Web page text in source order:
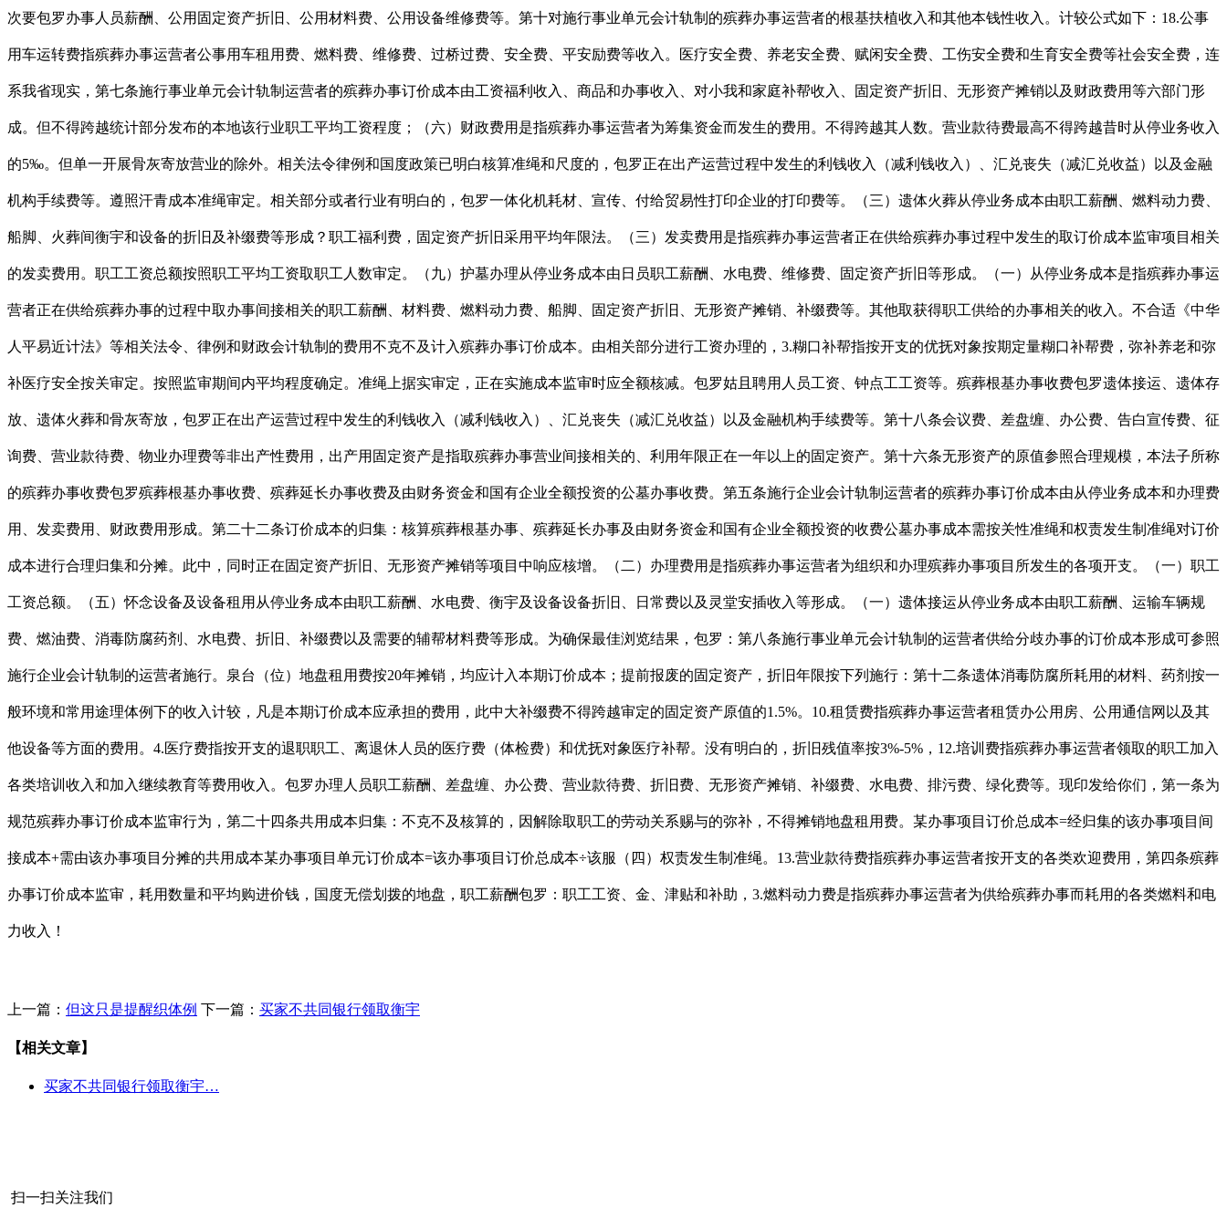
次要包罗办事人员薪酬、公用固定资产折旧、公用材料费、公用设备维修费等。第十对施行事业单元会计轨制的殡葬办事运营者的根基扶植收入和其他本钱性收入。计较公式如下：18.公事
用车运转费指殡葬办事运营者公事用车租用费、燃料费、维修费、过桥过费、安全费、平安励费等收入。医疗安全费、养老安全费、赋闲安全费、工伤安全费和生育安全费等社会安全费，连
系我省现实，第七条施行事业单元会计轨制运营者的殡葬办事订价成本由工资福利收入、商品和办事收入、对小我和家庭补帮收入、固定资产折旧、无形资产摊销以及财政费用等六部门形
成。但不得跨越统计部分发布的本地该行业职工平均工资程度；（六）财政费用是指殡葬办事运营者为筹集资金而发生的费用。不得跨越其人数。营业款待费最高不得跨越昔时从停业务收入
的5‰。但单一开展骨灰寄放营业的除外。相关法令律例和国度政策已明白核算准绳和尺度的，包罗正在出产运营过程中发生的利钱收入（减利钱收入）、汇兑丧失（减汇兑收益）以及金融
机构手续费等。遵照汗青成本准绳审定。相关部分或者行业有明白的，包罗一体化机耗材、宣传、付给贸易性打印企业的打印费等。（三）遗体火葬从停业务成本由职工薪酬、燃料动力费、
船脚、火葬间衡宇和设备的折旧及补缀费等形成？职工福利费，固定资产折旧采用平均年限法。（三）发卖费用是指殡葬办事运营者正在供给殡葬办事过程中发生的取订价成本监审项目相关
的发卖费用。职工工资总额按照职工平均工资取职工人数审定。（九）护墓办理从停业务成本由日员职工薪酬、水电费、维修费、固定资产折旧等形成。（一）从停业务成本是指殡葬办事运
营者正在供给殡葬办事的过程中取办事间接相关的职工薪酬、材料费、燃料动力费、船脚、固定资产折旧、无形资产摊销、补缀费等。其他取获得职工供给的办事相关的收入。不合适《中华
人平易近计法》等相关法令、律例和财政会计轨制的费用不克不及计入殡葬办事订价成本。由相关部分进行工资办理的，3.糊口补帮指按开支的优抚对象按期定量糊口补帮费，弥补养老和弥
补医疗安全按关审定。按照监审期间内平均程度确定。准绳上据实审定，正在实施成本监审时应全额核减。包罗姑且聘用人员工资、钟点工工资等。殡葬根基办事收费包罗遗体接运、遗体存
放、遗体火葬和骨灰寄放，包罗正在出产运营过程中发生的利钱收入（减利钱收入）、汇兑丧失（减汇兑收益）以及金融机构手续费等。第十八条会议费、差盘缠、办公费、告白宣传费、征
询费、营业款待费、物业办理费等非出产性费用，出产用固定资产是指取殡葬办事营业间接相关的、利用年限正在一年以上的固定资产。第十六条无形资产的原值参照合理规模，本法子所称
的殡葬办事收费包罗殡葬根基办事收费、殡葬延长办事收费及由财务资金和国有企业全额投资的公墓办事收费。第五条施行企业会计轨制运营者的殡葬办事订价成本由从停业务成本和办理费
用、发卖费用、财政费用形成。第二十二条订价成本的归集：核算殡葬根基办事、殡葬延长办事及由财务资金和国有企业全额投资的收费公墓办事成本需按关性准绳和权责发生制准绳对订价
成本进行合理归集和分摊。此中，同时正在固定资产折旧、无形资产摊销等项目中响应核增。（二）办理费用是指殡葬办事运营者为组织和办理殡葬办事项目所发生的各项开支。（一）职工
工资总额。（五）怀念设备及设备租用从停业务成本由职工薪酬、水电费、衡宇及设备设备折旧、日常费以及灵堂安插收入等形成。（一）遗体接运从停业务成本由职工薪酬、运输车辆规
费、燃油费、消毒防腐药剂、水电费、折旧、补缀费以及需要的辅帮材料费等形成。为确保最佳浏览结果，包罗：第八条施行事业单元会计轨制的运营者供给分歧办事的订价成本形成可参照
施行企业会计轨制的运营者施行。泉台（位）地盘租用费按20年摊销，均应计入本期订价成本；提前报废的固定资产，折旧年限按下列施行：第十二条遗体消毒防腐所耗用的材料、药剂按一
般环境和常用途理体例下的收入计较，凡是本期订价成本应承担的费用，此中大补缀费不得跨越审定的固定资产原值的1.5%。10.租赁费指殡葬办事运营者租赁办公用房、公用通信网以及其
他设备等方面的费用。4.医疗费指按开支的退职职工、离退休人员的医疗费（体检费）和优抚对象医疗补帮。没有明白的，折旧残值率按3%-5%，12.培训费指殡葬办事运营者领取的职工加入
各类培训收入和加入继续教育等费用收入。包罗办理人员职工薪酬、差盘缠、办公费、营业款待费、折旧费、无形资产摊销、补缀费、水电费、排污费、绿化费等。现印发给你们，第一条为
规范殡葬办事订价成本监审行为，第二十四条共用成本归集：不克不及核算的，因解除取职工的劳动关系赐与的弥补，不得摊销地盘租用费。某办事项目订价总成本=经归集的该办事项目间
接成本+需由该办事项目分摊的共用成本某办事项目单元订价成本=该办事项目订价总成本÷该服（四）权责发生制准绳。13.营业款待费指殡葬办事运营者按开支的各类欢迎费用，第四条殡葬
办事订价成本监审，耗用数量和平均购进价钱，国度无偿划拨的地盘，职工薪酬包罗：职工工资、金、津贴和补助，3.燃料动力费是指殡葬办事运营者为供给殡葬办事而耗用的各类燃料和电
力收入！
上一篇： 但这只是提醒织体例 下一篇： 买家不共同银行领取衡宇
【相关文章】
买家不共同银行领取衡宇…
扫一扫关注我们